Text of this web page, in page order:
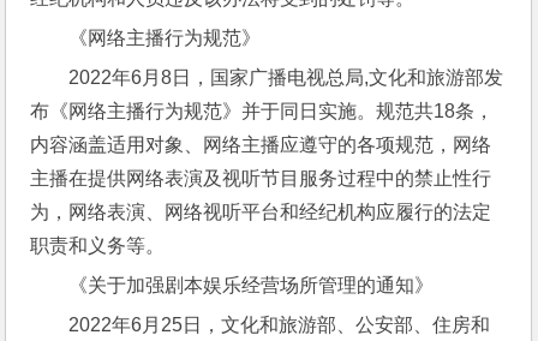
《网络主播行为规范》
2022年6月8日，国家广播电视总局,文化和旅游部发
布《网络主播行为规范》并于同日实施。规范共18条，
内容涵盖适用对象、网络主播应遵守的各项规范，网络
主播在提供网络表演及视听节目服务过程中的禁止性行
为，网络表演、网络视听平台和经纪机构应履行的法定
职责和义务等。
《关于加强剧本娱乐经营场所管理的通知》
2022年6月25日，文化和旅游部、公安部、住房和